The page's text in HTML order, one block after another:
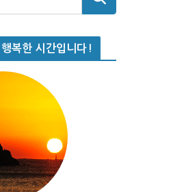
복한 시간입니다!